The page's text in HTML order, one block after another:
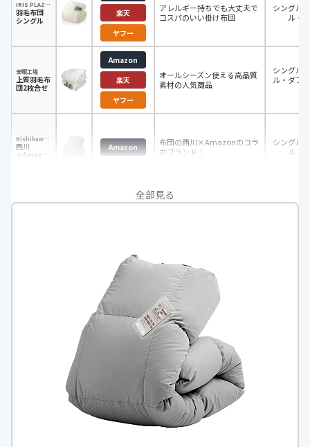
IRIS PLAZA(アイリスプラザ)
羽毛布団
シングル
楽天
ヤフー
アレルギー持ちでも大丈夫で
コスパのいい掛け布団
シングル
ル・
安眠工場
上質羽毛布
団2枚合せ
Amazon
楽天
ヤフー
オールシーズン使える高品質
素材の人気商品
シングル
ル・ダブ
Nishikawa(西川)
西川
×Amazon
Amazon
布団の西川×Amazonのコラ
ボブランド！
シングル
ル・
全部見る